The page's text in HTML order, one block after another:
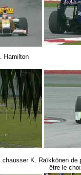
Hamilton
K. Raïkkönen
être le